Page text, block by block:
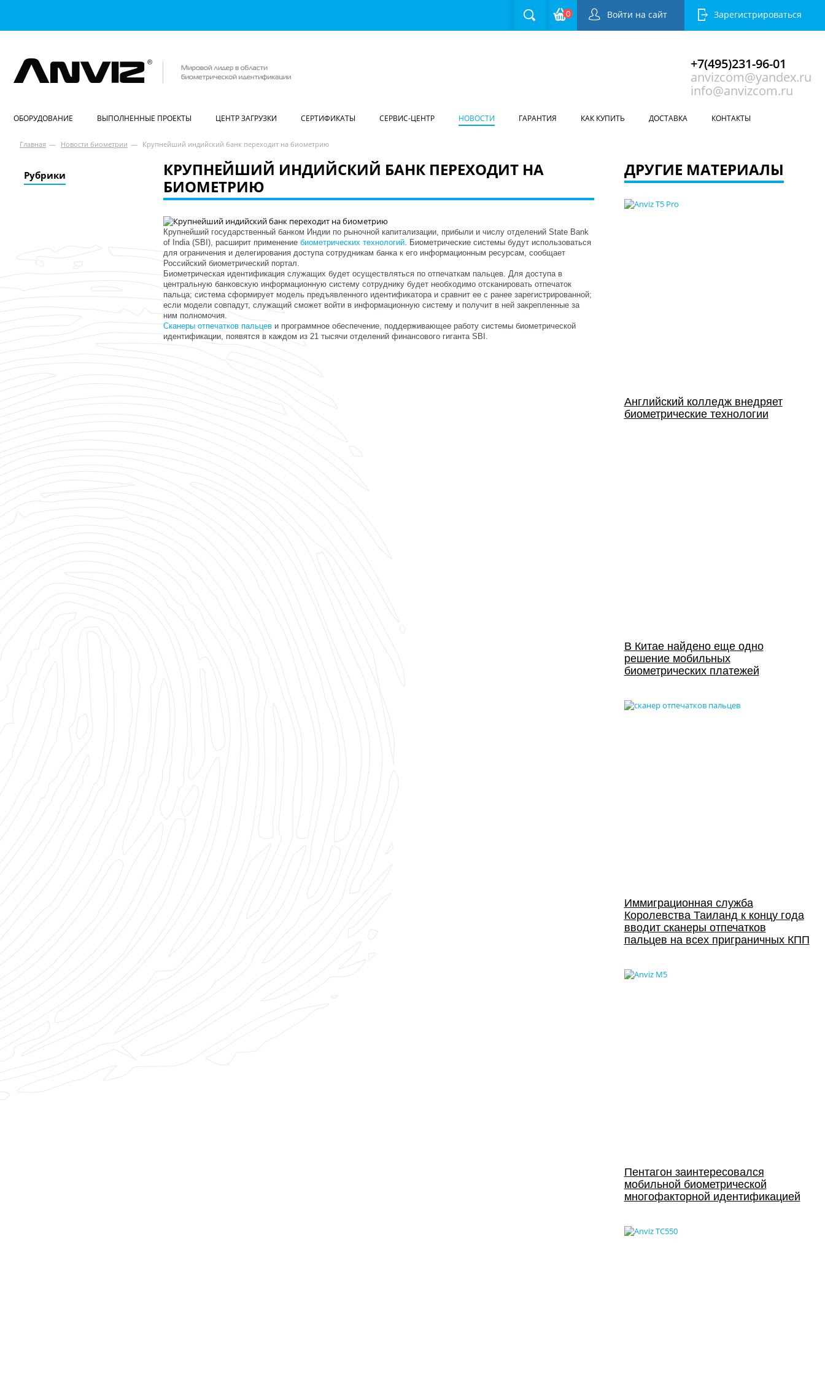
0 Войти на сайт Зарегистрироваться
ОБОРУДОВАНИЕ ВЫПОЛНЕННЫЕ ПРОЕКТЫ ЦЕНТР ЗАГРУЗКИ СЕРТИФИКАТЫ СЕРВИС-ЦЕНТР НОВОСТИ ГАРАНТИЯ КАК КУПИТЬ ДОСТАВКА КОНТАКТЫ
+7(495)231-96-01
anvizcom@yandex.ru
info@anvizcom.ru
Главная — Новости биометрии — Крупнейший индийский банк переходит на биометрию
Рубрики
КРУПНЕЙШИЙ ИНДИЙСКИЙ БАНК ПЕРЕХОДИТ НА
БИОМЕТРИЮ
Крупнейший государственный банком Индии по рыночной капитализации, прибыли и числу отделений State Bank
of India (SBI), расширит применение биометрических технологий. Биометрические системы будут использоваться
для ограничения и делегирования доступа сотрудникам банка к его информационным ресурсам, сообщает
Российский биометрический портал.
Биометрическая идентификация служащих будет осуществляться по отпечаткам пальцев. Для доступа в
центральную банковскую информационную систему сотруднику будет необходимо отсканировать отпечаток
пальца; система сформирует модель предъявленного идентификатора и сравнит ее с ранее зарегистрированной;
если модели совпадут, служащий сможет войти в информационную систему и получит в ней закрепленные за
ним полномочия.
Сканеры отпечатков пальцев и программное обеспечение, поддерживающее работу системы биометрической
идентификации, появятся в каждом из 21 тысячи отделений финансового гиганта SBI.
ДРУГИЕ МАТЕРИАЛЫ
Английский колледж внедряет
биометрические технологии
В Китае найдено еще одно
решение мобильных
биометрических платежей
Иммиграционная служба
Королевства Таиланд к концу года
вводит сканеры отпечатков
пальцев на всех приграничных КПП
Пентагон заинтересовался
мобильной биометрической
многофакторной идентификацией